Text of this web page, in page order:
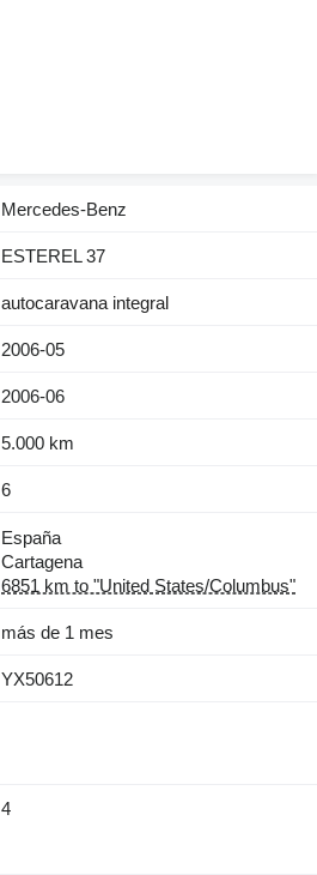
Mercedes-Benz
ESTEREL 37
autocaravana integral
2006-05
2006-06
5.000 km
6
España
Cartagena
6851 km to "United States/Columbus"
más de 1 mes
YX50612
4